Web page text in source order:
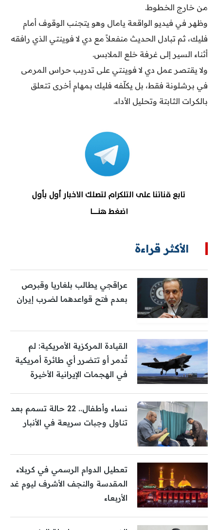
من خارج الخطوط.
وظهر في فيديو الواقعة يامال وهو يتجنب الوقوف أمام
فليك، ثم تبادل الحديث منفعلاً مع دي لا فوينتي الذي رافقه
أثناء السير إلى غرفة خلع الملابس.
ولا يقتصر عمل دي لا فوينتي على تدريب حراس المرمى
في برشلونة فقط، بل يكلّفه فليك بمهام أخرى تتعلق
بالكرات الثابتة وتحليل الأداء.
الأكثر قراءة
عراقجي يطالب بلغاريا وقبرص
بعدم فتح قواعدهما لضرب إيران
القيادة المركزية الأمريكية: لم
تُدمر أو تتضرر أي طائرة أمريكية
في الهجمات الإيرانية الأخيرة
نساء وأطفال.. 22 حالة تسمم بعد
تناول وجبات سريعة في الأنبار
تعطيل الدوام الرسمي في كربلاء
المقدسة والنجف الأشرف ليوم غد
الأربعاء